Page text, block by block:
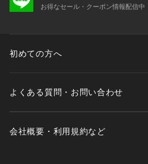
お得なセール・クーポン情報配信中
初めての方へ
よくある質問・お問い合わせ
会社概要・利用規約など